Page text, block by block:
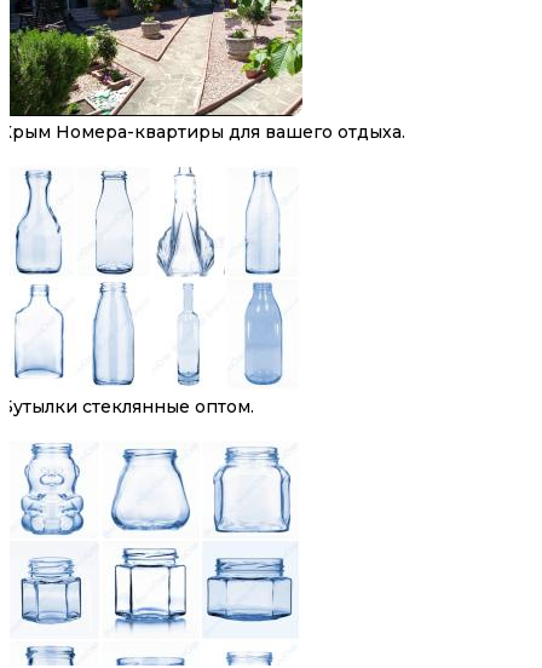
Крым Номера-квартиры для вашего отдыха.
Бутылки стеклянные оптом.